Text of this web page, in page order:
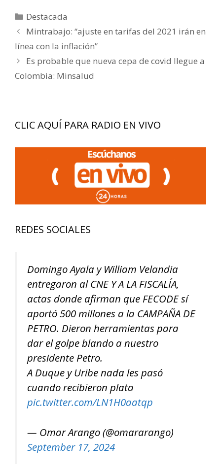
Categorías
Destacada
Navegación
de
Mintrabajo: “ajuste en tarifas del 2021 irán en
línea con la inflación”
Es probable que nueva cepa de covid llegue a
Colombia: Minsalud
CLIC AQUÍ PARA RADIO EN VIVO
REDES SOCIALES
Domingo Ayala y William Velandia
entregaron al CNE Y A LA FISCALÍA,
actas donde afirman que FECODE sí
aportó 500 millones a la CAMPAÑA DE
PETRO. Dieron herramientas para
dar el golpe blando a nuestro
presidente Petro.
A Duque y Uribe nada les pasó
cuando recibieron plata
pic.twitter.com/LN1H0aatqp
— Omar Arango (@omararango)
September 17, 2024